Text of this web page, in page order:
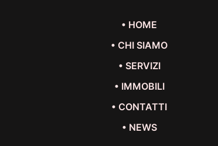
• HOME
• CHI SIAMO
• SERVIZI
• IMMOBILI
• CONTATTI
• NEWS